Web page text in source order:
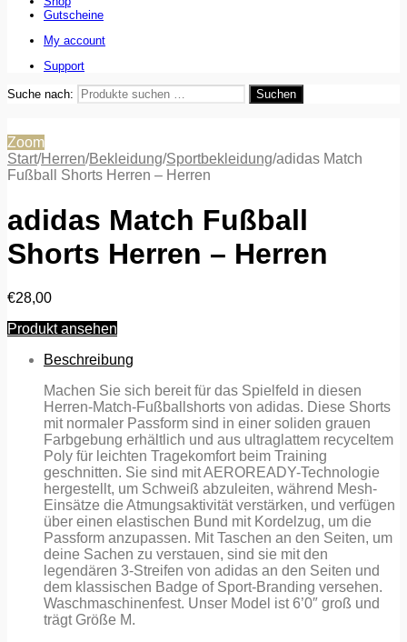
Gutscheine
My account
Support
Suche nach: Suchen
Zoom
Start/Herren/Bekleidung/Sportbekleidung/adidas Match
Fußball Shorts Herren – Herren
adidas Match Fußball
Shorts Herren – Herren
€28,00
Produkt ansehen
Beschreibung
Machen Sie sich bereit für das Spielfeld in diesen
Herren-Match-Fußballshorts von adidas. Diese Shorts
mit normaler Passform sind in einer soliden grauen
Farbgebung erhältlich und aus ultraglattem recyceltem
Poly für leichten Tragekomfort beim Training
geschnitten. Sie sind mit AEROREADY-Technologie
hergestellt, um Schweiß abzuleiten, während Mesh-
Einsätze die Atmungsaktivität verstärken, und verfügen
über einen elastischen Bund mit Kordelzug, um die
Passform anzupassen. Mit Taschen an den Seiten, um
deine Sachen zu verstauen, sind sie mit den
legendären 3-Streifen von adidas an den Seiten und
dem klassischen Badge of Sport-Branding versehen.
Waschmaschinenfest. Unser Model ist 6’0″ groß und
trägt Größe M.